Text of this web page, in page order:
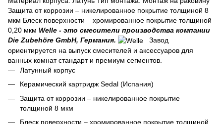
Защита от коррозии – никелированное покрытие толщиной 8
мкм Блеск поверхности – хромированное покрытие толщиной
0,20 мкм Welle - это смесители производства компании
Die Zubehöre GmbH, Германия.
Завод
ориентируется на выпуск смесителей и аксессуаров для
ванных комнат стандарт и премиум сегментов.
Латунный корпус
Керамический картридж Sedal (Испания)
Защита от коррозии – никелированное покрытие
толщиной 8 мкм
Блеск поверхности – хромированное покрытие толщиной